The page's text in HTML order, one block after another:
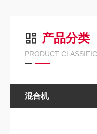
产品分类
PRODUCT
混合机